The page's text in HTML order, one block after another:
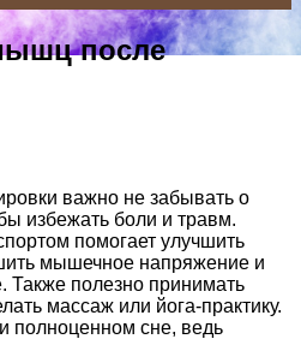
после
важно не забывать о
избежать боли и травм.
помогает улучшить
мышечное напряжение и
Также полезно принимать
массаж или йога-практику.
полноценном сне, ведь